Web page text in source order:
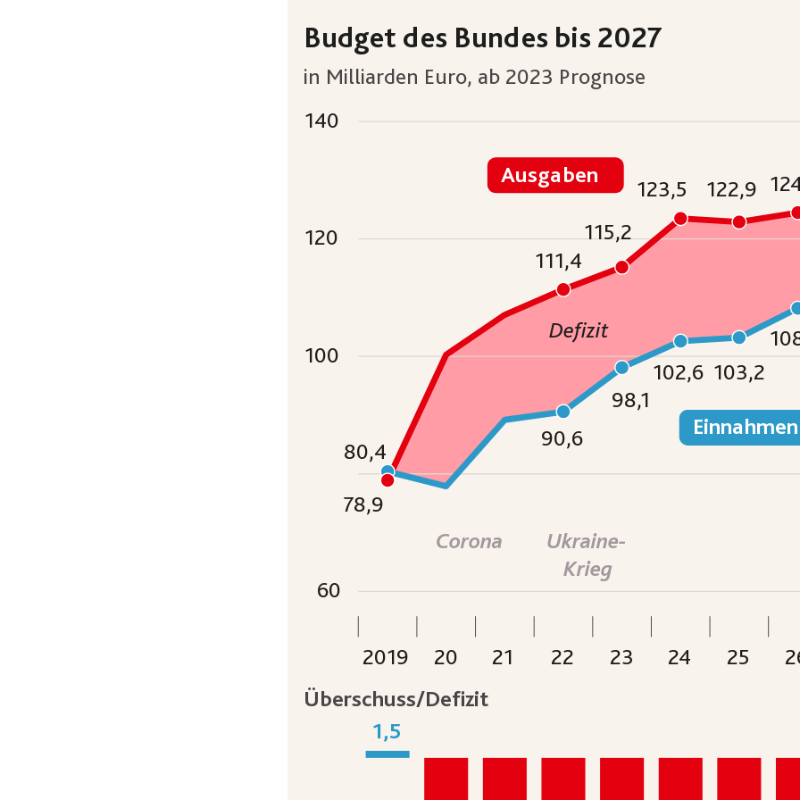
2019
80,4
78,9
115,2
111,4
98,1
90,6
Corona Ukraine-
Krieg
123,5
102,6
122,9
103,2
20
Ausgaben
Einnahmen
21
Defizit
22 23 24 25
1,5
120
140
in Milliarden Euro, ab 2023 Prognose
Überschuss/Defizit
100
60
Budget des Bundes bis 2027